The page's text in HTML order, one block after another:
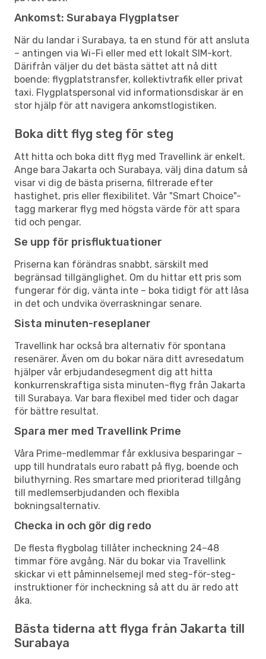
Ankomst: Surabaya Flygplatser
När du landar i Surabaya, ta en stund för att ansluta
– antingen via Wi-Fi eller med ett lokalt SIM-kort.
Därifrån väljer du det bästa sättet att nå ditt
boende: flygplatstransfer, kollektivtrafik eller privat
taxi. Flygplatspersonal vid informationsdiskar är en
stor hjälp för att navigera ankomstlogistiken.
Boka ditt flyg steg för steg
Att hitta och boka ditt flyg med Travellink är enkelt.
Ange bara Jakarta och Surabaya, välj dina datum så
visar vi dig de bästa priserna, filtrerade efter
hastighet, pris eller flexibilitet. Vår "Smart Choice"-
tagg markerar flyg med högsta värde för att spara
tid och pengar.
Se upp för prisfluktuationer
Priserna kan förändras snabbt, särskilt med
begränsad tillgänglighet. Om du hittar ett pris som
fungerar för dig, vänta inte – boka tidigt för att låsa
in det och undvika överraskningar senare.
Sista minuten-reseplaner
Travellink har också bra alternativ för spontana
resenärer. Även om du bokar nära ditt avresedatum
hjälper vår erbjudandesegment dig att hitta
konkurrenskraftiga sista minuten-flyg från Jakarta
till Surabaya. Var bara flexibel med tider och dagar
för bättre resultat.
Spara mer med Travellink Prime
Våra Prime-medlemmar får exklusiva besparingar –
upp till hundratals euro rabatt på flyg, boende och
biluthyrning. Res smartare med prioriterad tillgång
till medlemserbjudanden och flexibla
bokningsalternativ.
Checka in och gör dig redo
De flesta flygbolag tillåter incheckning 24–48
timmar före avgång. När du bokar via Travellink
skickar vi ett påminnelsemejl med steg-för-steg-
instruktioner för incheckning så att du är redo att
åka.
Bästa tiderna att flyga från Jakarta till
Surabaya